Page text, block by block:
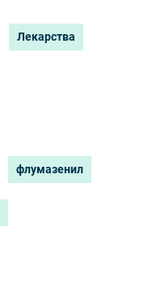
Лекарства
флумазенил